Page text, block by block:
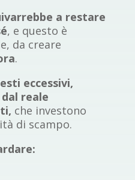
a restare
, e questo è
da creare
.
eccessivi,
reale
che investono
di scampo.